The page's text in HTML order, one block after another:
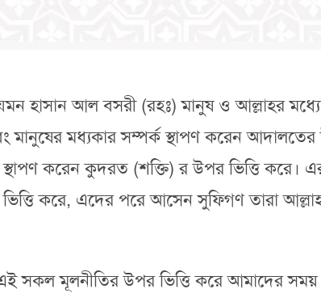
হাসান আল বসরী (রহঃ) মানুষ ও আল্লাহর
মানুষের মধ্যকার সম্পর্ক স্থাপণ করেন
করেন কুদরত (শক্তি) র উপর ভিত্তি করে।
করে, এদের পরে আসেন সুফিগণ তারা
সকল মূলনীতির উপর ভিত্তি করে আমাদের সময়